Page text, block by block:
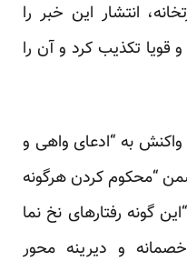
انتشار این خبر را
تکذیب کرد و آن را
به “ادعای واهی و
“محکوم کردن هرگونه
گونه رفتارهای نخ نما
و دیرینه محور